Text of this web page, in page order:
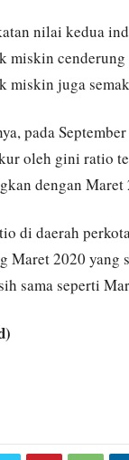
nilai kedua
miskin
miskin juga
pada
oleh gini ratio
dengan Maret
di daerah
Maret 2020 yang
sama seperti